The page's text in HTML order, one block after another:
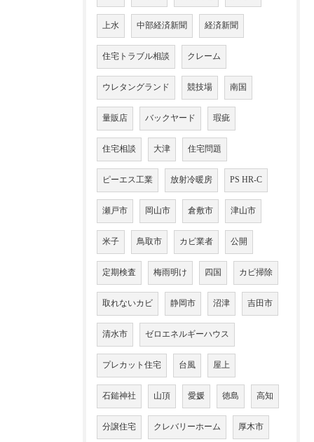
上水 中部経済新聞 経済新聞
住宅トラブル相談 クレーム
ウレタングランド 競技場 南国
量販店 バックヤード 瑕疵
住宅相談 大津 住宅問題
ピーエス工業 放射冷暖房 PS HR-C
瀬戸市 岡山市 倉敷市 津山市
米子 鳥取市 カビ業者 公開
定期検査 梅雨明け 四国 カビ掃除
取れないカビ 静岡市 沼津 吉田市
清水市 ゼロエネルギーハウス
プレカット住宅 台風 屋上
石鎚神社 山頂 愛媛 徳島 高知
分譲住宅 クレバリーホーム 厚木市